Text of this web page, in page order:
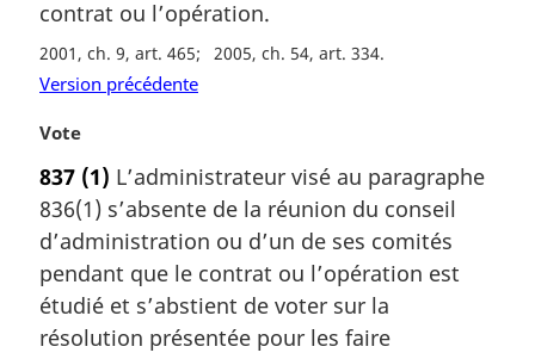
contrat ou l’opération.
2001, ch. 9, art. 465 2005, ch. 54, art. 334
Version précédente
N
t
e
m
a
r
g
i
Vote
837 (1) L’administrateur visé au paragraphe
836(1) s’absente de la réunion du conseil
d’administration ou d’un de ses comités
pendant que le contrat ou l’opération est
étudié et s’abstient de voter sur la
résolution présentée pour les faire